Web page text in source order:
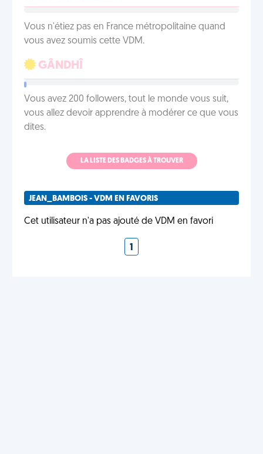
Vous n'étiez pas en France métropolitaine quand
vous avez soumis cette VDM.
GÂNDHÎ
Vous avez 200 followers, tout le monde vous suit,
vous allez devoir apprendre à modérer ce que vous
dites.
LA LISTE DES BADGES À TROUVER
JEAN_BAMBOIS - VDM EN FAVORIS
Cet utilisateur n'a pas ajouté de VDM en favori
1